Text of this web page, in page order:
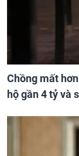
Chồng mất
hộ gần 4 tỷ và